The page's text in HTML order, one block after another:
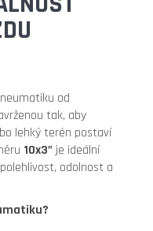
od
tak, aby
lehký terén postaví
10x3" je ideální
odolnost a